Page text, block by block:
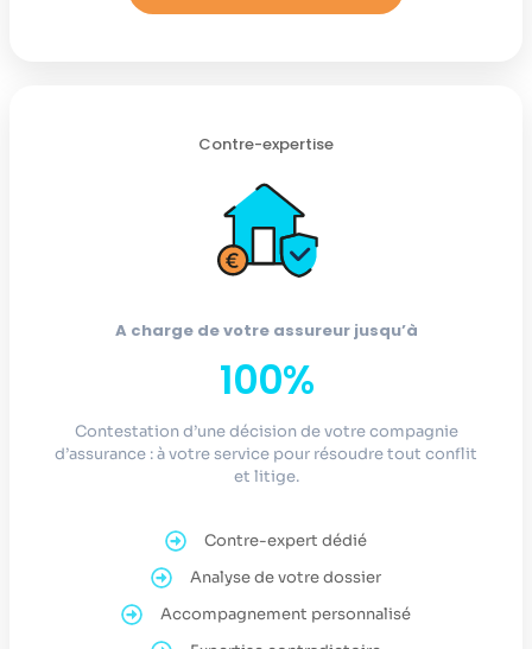
Contre-expertise
A charge de votre assureur jusqu’à
100%
Contestation d’une décision de votre compagnie
d’assurance : à votre service pour résoudre tout conflit
et litige.
Contre-expert dédié
Analyse de votre dossier
Accompagnement personnalisé